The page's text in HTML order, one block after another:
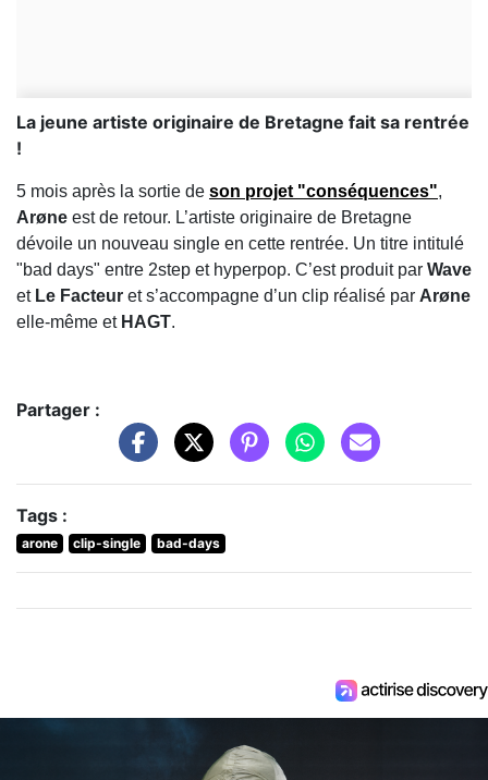
La jeune artiste originaire de Bretagne fait sa rentrée
!
5 mois après la sortie de son projet "conséquences",
Arøne est de retour. L’artiste originaire de Bretagne
dévoile un nouveau single en cette rentrée. Un titre intitulé
"bad days" entre 2step et hyperpop. C’est produit par Wave
et Le Facteur et s’accompagne d’un clip réalisé par Arøne
elle-même etHAGT.
Partager :
Tags :
arone clip-single bad-days